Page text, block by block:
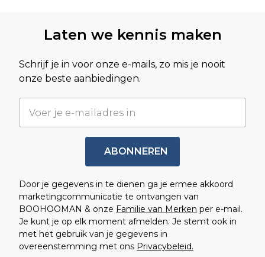
Laten we kennis maken
Schrijf je in voor onze e-mails, zo mis je nooit
onze beste aanbiedingen.
ABONNEREN
Door je gegevens in te dienen ga je ermee akkoord
marketingcommunicatie te ontvangen van
BOOHOOMAN & onze Familie van Merken per e-mail.
Je kunt je op elk moment afmelden. Je stemt ook in
met het gebruik van je gegevens in
overeenstemming met ons Privacybeleid.